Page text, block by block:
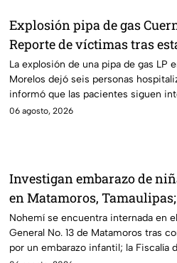
Explosión pipa de gas
Reporte de víctimas tras
Morelos
La explosión de una pipa de gas LP
Morelos dejó seis personas
informó que las pacientes siguen
no hay parte médico.
06 agosto, 2026
Investigan embarazo de
en Matamoros, Tamaulipas;
con Nohemí?
Nohemí se encuentra internada en
General No. 13 de Matamoros tras
por un embarazo infantil; la Fiscalía